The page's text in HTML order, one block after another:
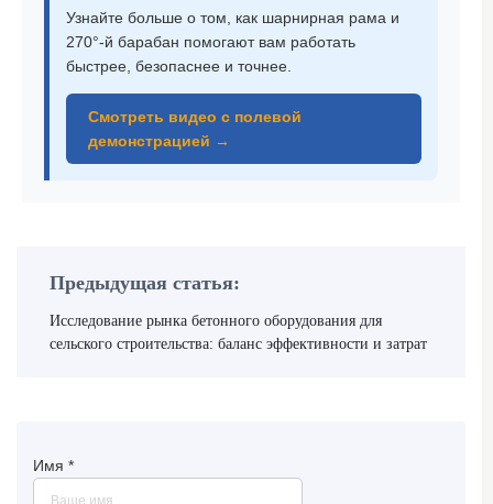
Узнайте больше о том, как шарнирная рама и
270°-й барабан помогают вам работать
быстрее, безопаснее и точнее.
Смотреть видео с полевой
демонстрацией →
Предыдущая статья:
Исследование рынка бетонного оборудования для
сельского строительства: баланс эффективности и затрат
Имя *